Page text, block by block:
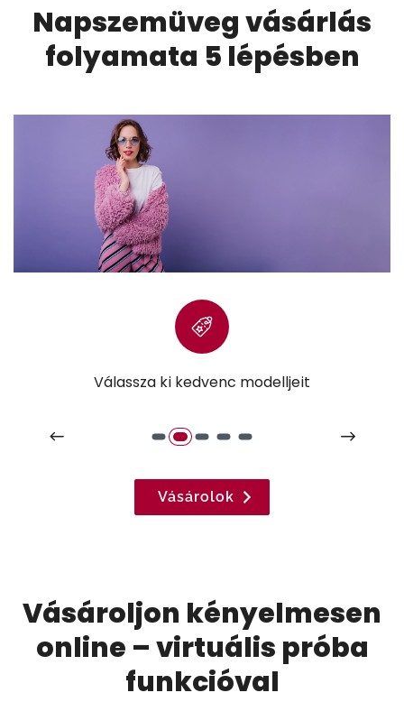
Napszemüveg vásárlás
folyamata 5 lépésben
Válassza ki kedvenc modelljeit
Vásárolok
Vásároljon kényelmesen
online – virtuális próba
funkcióval